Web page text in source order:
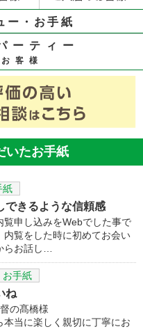
ー・お手紙
ーティー
客様
いたお手紙
紙
できるような信頼感
覧申し込みをWebでした事で
覧をした時に初めてお会い
らお話し…
お手紙
ね
の髙橋様
当に楽しく親切に丁寧にお